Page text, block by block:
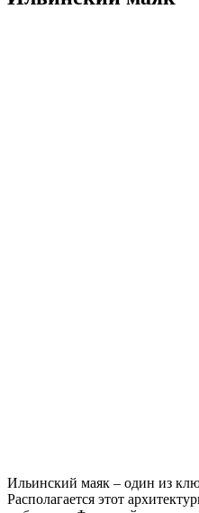
Ильинский маяк – один из
Располагается этот